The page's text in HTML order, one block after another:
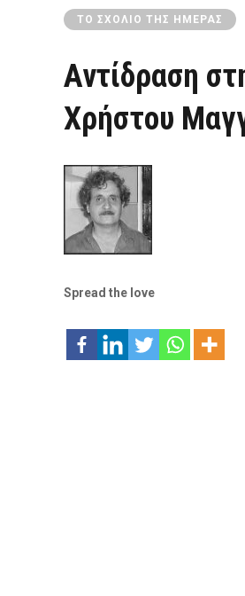
ΤΟ ΣΧΌΛΙΟ ΤΗΣ ΗΜΈΡΑΣ
Αντίδραση
Χρήστου
Spread the love